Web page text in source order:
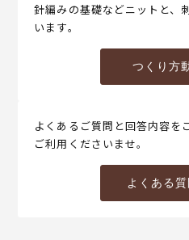
針編みの基礎などニットと、
います。
つくり方
よくあるご質問と回答内容を
ご利用くださいませ。
よくある